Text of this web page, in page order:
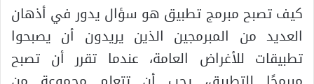
كيف تصبح مبرمج تطبيق هو سؤال يدور في أذهان
العديد من المبرمجين الذين يريدون أن يصبحوا
تطبيقات للأغراض العامة، عندما تقرر أن تصبح